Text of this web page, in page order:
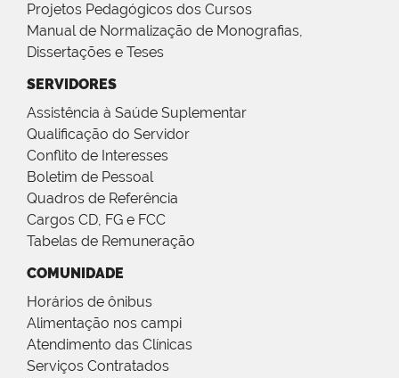
Projetos Pedagógicos dos Cursos
Manual de Normalização de Monografias,
Dissertações e Teses
SERVIDORES
Assistência à Saúde Suplementar
Qualificação do Servidor
Conflito de Interesses
Boletim de Pessoal
Quadros de Referência
Cargos CD, FG e FCC
Tabelas de Remuneração
COMUNIDADE
Horários de ônibus
Alimentação nos campi
Atendimento das Clínicas
Serviços Contratados